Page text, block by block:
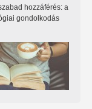
hozzáférés: a
gondolkodás